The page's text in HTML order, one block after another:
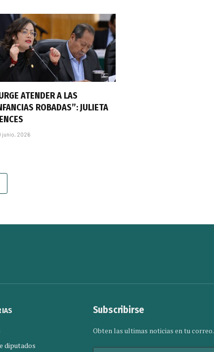
ATENDER A LAS
ROBADAS”: JULIETA
junio, 2026
diputados
Subscribirse
Obten las ultimas noticias en tu correo.